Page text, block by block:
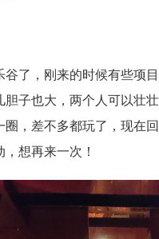
谷了，刚来的时候有些项
胆子也大，两个人可以壮壮
圈，差不多都玩了，现在
想再来一次！